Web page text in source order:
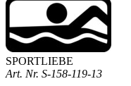
SPORTLIEBE
Art. Nr. S-158-119-13